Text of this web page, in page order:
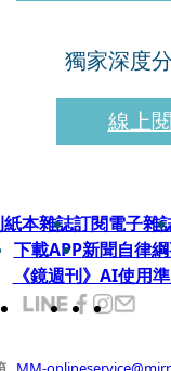
獨家深度
線上
本雜誌訂閱電子雜
下載APP新聞自律
《鏡週刊》AI使用